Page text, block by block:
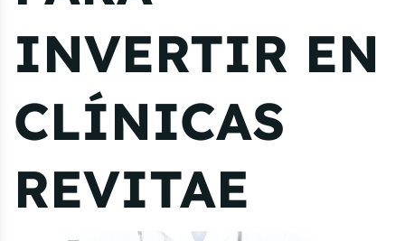
INVERTIR EN
CLÍNICAS
REVITAE